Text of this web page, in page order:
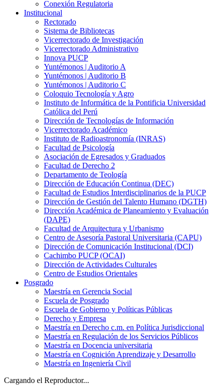
Conexión Regulatoria
Institucional
Rectorado
Sistema de Bibliotecas
Vicerrectorado de Investigación
Vicerrectorado Administrativo
Innova PUCP
Yuntémonos | Auditorio A
Yuntémonos | Auditorio B
Yuntémonos | Auditorio C
Coloquio Tecnología y Agro
Instituto de Informática de la Pontificia Universidad
Católica del Perú
Dirección de Tecnologías de Información
Vicerrectorado Académico
Instituto de Radioastronomía (INRAS)
Facultad de Psicología
Asociación de Egresados y Graduados
Facultad de Derecho 2
Departamento de Teología
Dirección de Educación Continua (DEC)
Facultad de Estudios Interdisciplinarios de la PUCP
Dirección de Gestión del Talento Humano (DGTH)
Dirección Académica de Planeamiento y Evaluación
(DAPE)
Facultad de Arquitectura y Urbanismo
Centro de Asesoría Pastoral Universitaria (CAPU)
Dirección de Comunicación Institucional (DCI)
Cachimbo PUCP (OCAI)
Dirección de Actividades Culturales
Centro de Estudios Orientales
Posgrado
Maestría en Gerencia Social
Escuela de Posgrado
Escuela de Gobierno y Políticas Públicas
Derecho y Empresa
Maestría en Derecho c.m. en Política Jurisdiccional
Maestría en Regulación de los Servicios Públicos
Maestría en Docencia universitaria
Maestría en Cognición Aprendizaje y Desarrollo
Maestría en Ingeniería Civil
Cargando el Reproductor...